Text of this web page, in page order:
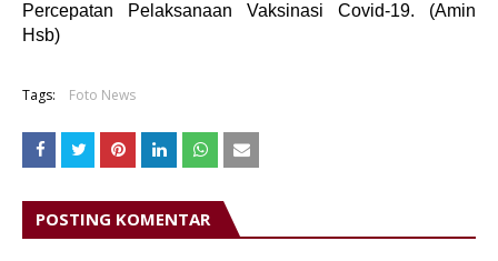
Percepatan Pelaksanaan Vaksinasi Covid-19. (Amin
Hsb)
Tags: Foto News
POSTING KOMENTAR